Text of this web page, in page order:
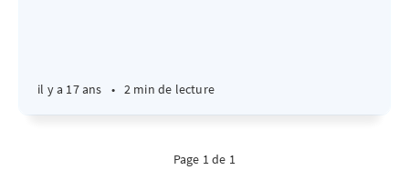
il y a 17 ans • 2 min de lecture
Page 1 de 1